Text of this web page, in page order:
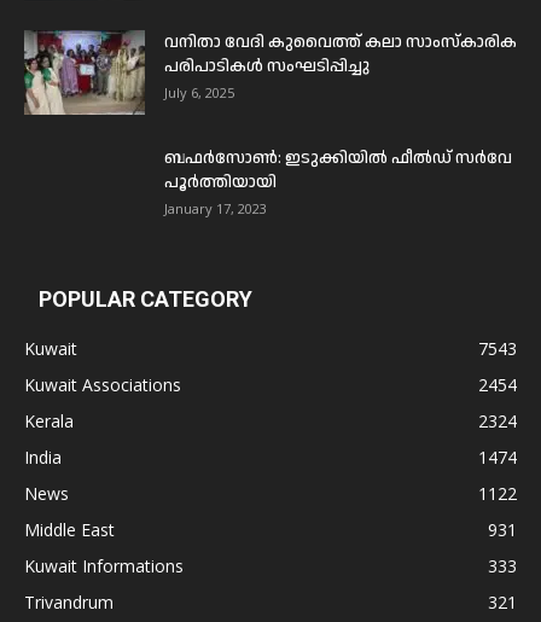
വനിതാ വേദി കുവൈത്ത് കലാ സാംസ്കാരിക
പരിപാടികൾ സംഘടിപ്പിച്ചു
July 6, 2025
ബഫര്‍സോണ്‍: ഇടുക്കിയില്‍ ഫീല്‍ഡ് സര്‍വേ
പൂര്‍ത്തിയായി
January 17, 2023
POPULAR CATEGORY
Kuwait
7543
Kuwait Associations
2454
Kerala
2324
India
1474
News
1122
Middle East
931
Kuwait Informations
333
Trivandrum
321